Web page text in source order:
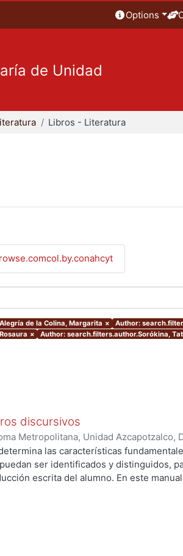
Options
de Unidad
Libros - Literatura
de la Colina, Margarita × Author:
× Author: search.filters.author.Sorókina,
discursivos
Metropolitana, Unidad Azcapotzalco,
Departamento de Humanidades,
Margarita; Cervantes Sánchez, Gloria;
;Sorókina, Tatiana
las características
ser identificados y distinguidos,
escrita del alumno. En este